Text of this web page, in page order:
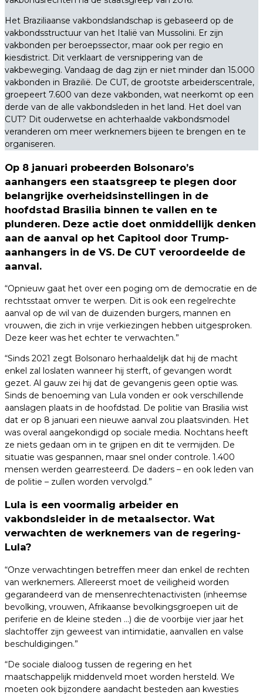
Het Braziliaanse vakbondslandschap is gebaseerd op de
vakbondsstructuur van het Italië van Mussolini. Er zijn
vakbonden per beroepssector, maar ook per regio en
kiesdistrict. Dit verklaart de versnippering van de
vakbeweging. Vandaag de dag zijn er niet minder dan 15.000
vakbonden in Brazilië. De CUT, de grootste arbeiderscentrale,
groepeert 7.600 van deze vakbonden, wat neerkomt op een
derde van de alle vakbondsleden in het land. Het doel van
CUT? Dit ouderwetse en achterhaalde vakbondsmodel
veranderen om meer werknemers bijeen te brengen en te
organiseren.
Op 8 januari probeerden Bolsonaro’s
aanhangers een staatsgreep te plegen door
belangrijke overheidsinstellingen in de
hoofdstad Brasilia binnen te vallen en te
plunderen. Deze actie doet onmiddellijk denken
aan de aanval op het Capitool door Trump-
aanhangers in de VS. De CUT veroordeelde de
aanval.
“Opnieuw gaat het over een poging om de democratie en de
rechtsstaat omver te werpen. Dit is ook een regelrechte
aanval op de wil van de duizenden burgers, mannen en
vrouwen, die zich in vrije verkiezingen hebben uitgesproken.
Deze keer was het echter te verwachten.”
“Sinds 2021 zegt Bolsonaro herhaaldelijk dat hij de macht
enkel zal loslaten wanneer hij sterft, of gevangen wordt
gezet. Al gauw zei hij dat de gevangenis geen optie was.
Sinds de benoeming van Lula vonden er ook verschillende
aanslagen plaats in de hoofdstad. De politie van Brasilia wist
dat er op 8 januari een nieuwe aanval zou plaatsvinden. Het
was overal aangekondigd op sociale media. Nochtans heeft
ze niets gedaan om in te grijpen en dit te vermijden. De
situatie was gespannen, maar snel onder controle. 1.400
mensen werden gearresteerd. De daders – en ook leden van
de politie – zullen worden vervolgd.”
Lula is een voormalig arbeider en
vakbondsleider in de metaalsector. Wat
verwachten de werknemers van de regering-
Lula?
“Onze verwachtingen betreffen meer dan enkel de rechten
van werknemers. Allereerst moet de veiligheid worden
gegarandeerd van de mensenrechtenactivisten (inheemse
bevolking, vrouwen, Afrikaanse bevolkingsgroepen uit de
periferie en de kleine steden …) die de voorbije vier jaar het
slachtoffer zijn geweest van intimidatie, aanvallen en valse
beschuldigingen.”
“De sociale dialoog tussen de regering en het
maatschappelijk middenveld moet worden hersteld. We
moeten ook bijzondere aandacht besteden aan kwesties